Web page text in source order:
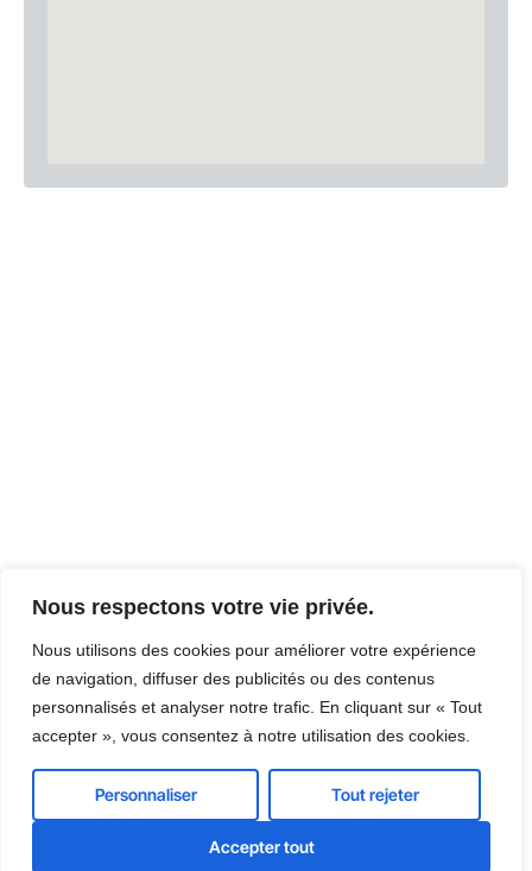
Nous respectons votre vie privée.
Nous utilisons des cookies pour améliorer votre expérience
de navigation, diffuser des publicités ou des contenus
personnalisés et analyser notre trafic. En cliquant sur « Tout
accepter », vous consentez à notre utilisation des cookies.
Personnaliser Tout rejeter
Accepter tout